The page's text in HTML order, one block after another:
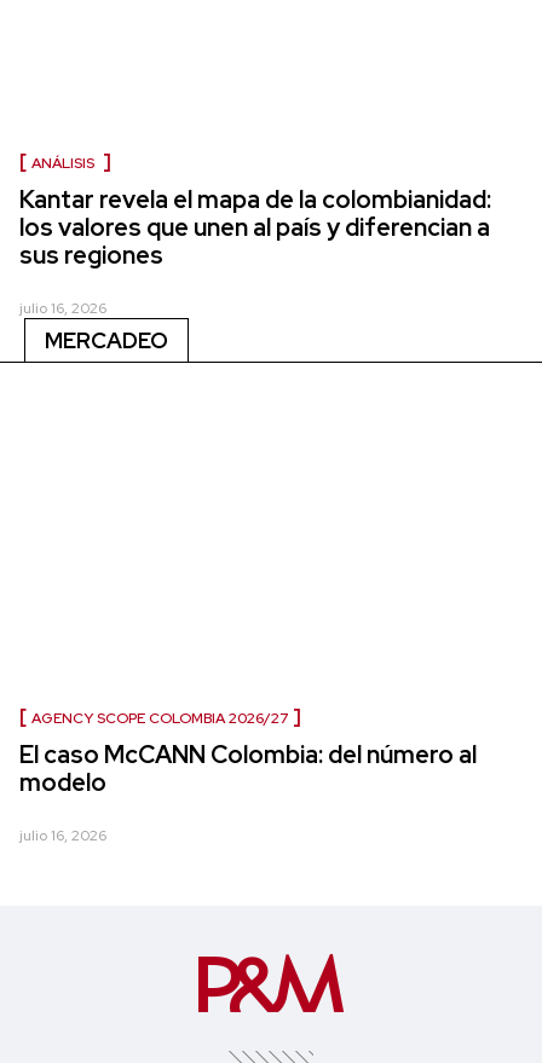
ANÁLISIS
Kantar revela el mapa de la colombianidad:
los valores que unen al país y diferencian a
sus regiones
julio 16, 2026
MERCADEO
AGENCY SCOPE COLOMBIA 2026/27
El caso McCANN Colombia: del número al
modelo
julio 16, 2026